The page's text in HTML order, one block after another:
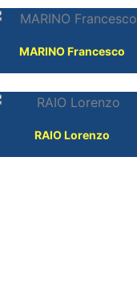
MARINO Francesco
RAIO Lorenzo